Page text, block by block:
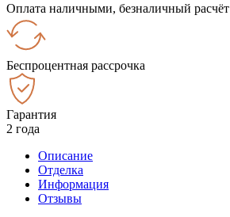
Оплата наличными, безналичный расчёт
Беспроцентная рассрочка
Гарантия
2 года
Описание
Отделка
Информация
Отзывы